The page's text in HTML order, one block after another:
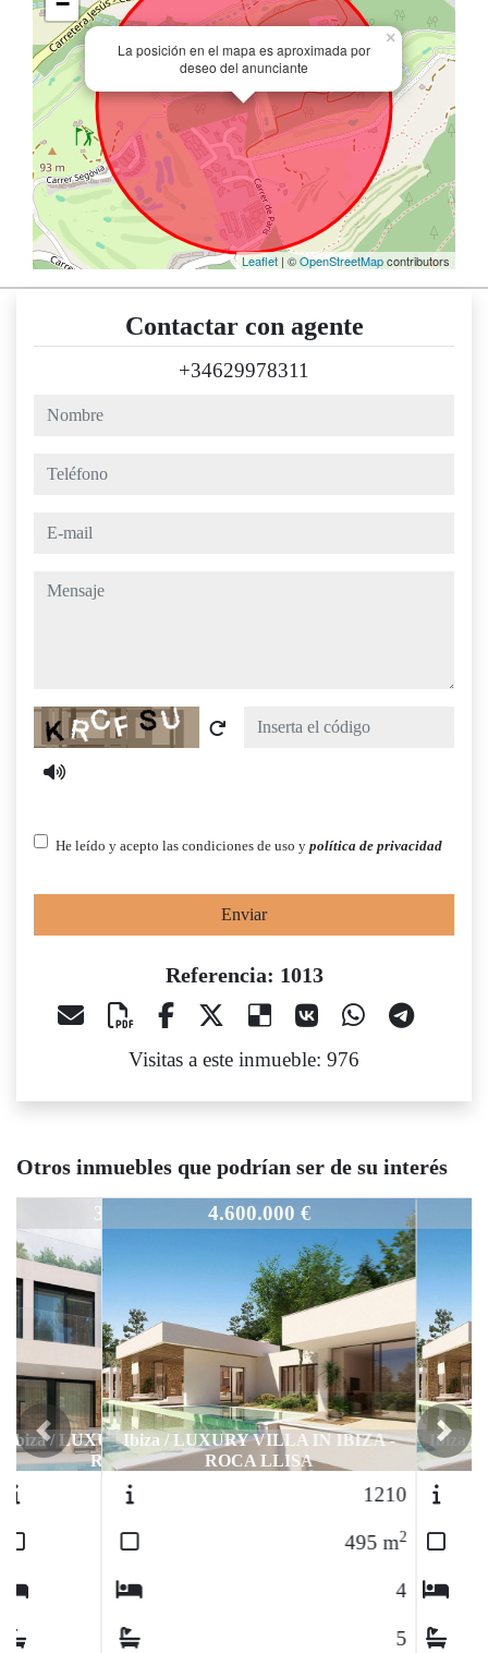
La posición en el mapa es aproximada por
deseo del anunciante
×
Leaflet | ©OpenStreetMapcontributors
Contactar con agente
+34629978311
nombre
teléfono
e-mail
mensaje
Captcha
He leído y acepto las condiciones de uso y política de privacidad
Enviar
Referencia: 1013
Visitas a este inmueble: 976
Otros inmuebles que podrían ser de su interés
1013
4.600.000 €
Ibiza / LUXURY VILLA IN IBIZA -
ROCA LLISA
1210
495m2
Previous Next